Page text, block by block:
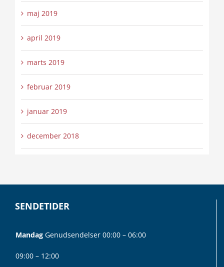
maj 2019
april 2019
marts 2019
februar 2019
januar 2019
december 2018
SENDETIDER
Mandag Genudsendelser 00:00 – 06:00
09:00 – 12:00